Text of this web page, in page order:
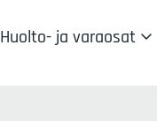
Huolto- ja varaosat